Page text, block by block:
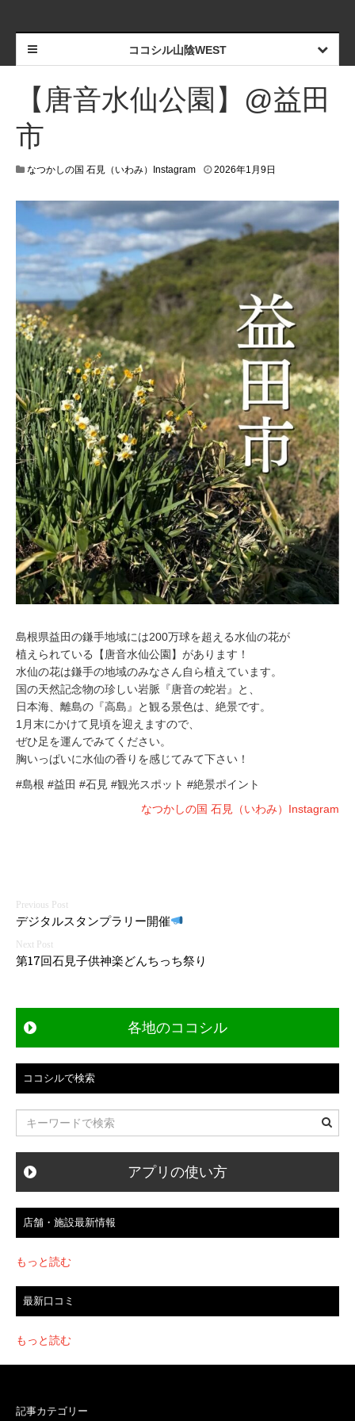
ココシル山陰WEST
【唐音水仙公園】@益田
市
なつかしの国 石見（いわみ）Instagram 2026年1月9日
島根県益田の鎌手地域には200万球を超える水仙の花が
植えられている【唐音水仙公園】があります！
水仙の花は鎌手の地域のみなさん自ら植えています。
国の天然記念物の珍しい岩脈『唐音の蛇岩』と、
日本海、離島の『高島』と観る景色は、絶景です。
1月末にかけて見頃を迎えますので、
ぜひ足を運んでみてください。
胸いっぱいに水仙の香りを感じてみて下さい！
#島根 #益田 #石見 #観光スポット #絶景ポイント
なつかしの国 石見（いわみ）Instagram
投
稿
ナ
ビ
ゲ
ー
シ
ョ
ン
デジタルスタンプラリー開催
第17回石見子供神楽どんちっち祭り
各地のココシル
ココシルで検索
アプリの使い方
店舗・施設最新情報
もっと読む
最新口コミ
もっと読む
記事カテゴリー